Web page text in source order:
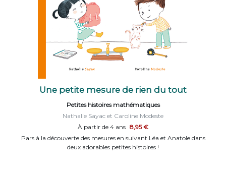
Une petite mesure de rien du tout
Petites histoires mathématiques
Nathalie Sayac et Caroline Modeste
À partir de 4 ans 8,95 €
Pars à la découverte des mesures en suivant Léa et Anatole dans
deux adorables petites histoires !